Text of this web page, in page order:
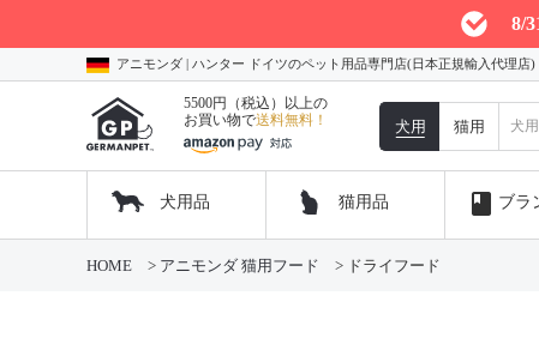
8/
アニモンダ | ハンター ドイツのペット用品専門店(日本正規輸入代理店)
5500円（税込）以上の
お買い物で送料無料！ 犬用 猫用
犬用品 猫用品 book ブラ
HOME アニモンダ 猫用フード ドライフード